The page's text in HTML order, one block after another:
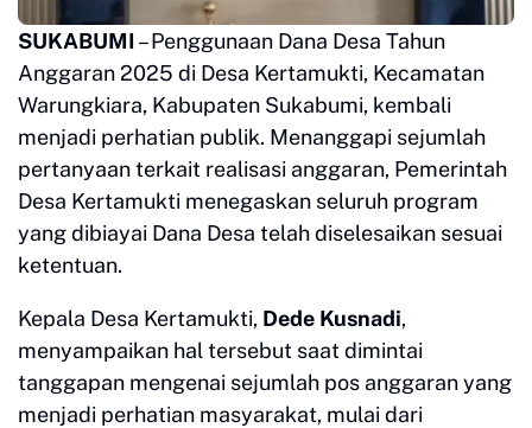
SUKABUMI – Penggunaan Dana Desa Tahun
Anggaran 2025 di Desa Kertamukti, Kecamatan
Warungkiara, Kabupaten Sukabumi, kembali
menjadi perhatian publik. Menanggapi sejumlah
pertanyaan terkait realisasi anggaran, Pemerintah
Desa Kertamukti menegaskan seluruh program
yang dibiayai Dana Desa telah diselesaikan sesuai
ketentuan.
Kepala Desa Kertamukti, Dede Kusnadi,
menyampaikan hal tersebut saat dimintai
tanggapan mengenai sejumlah pos anggaran yang
menjadi perhatian masyarakat, mulai dari